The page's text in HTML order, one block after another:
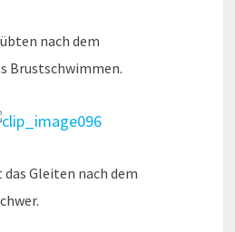
nach dem
Brustschwimmen.
nach dem